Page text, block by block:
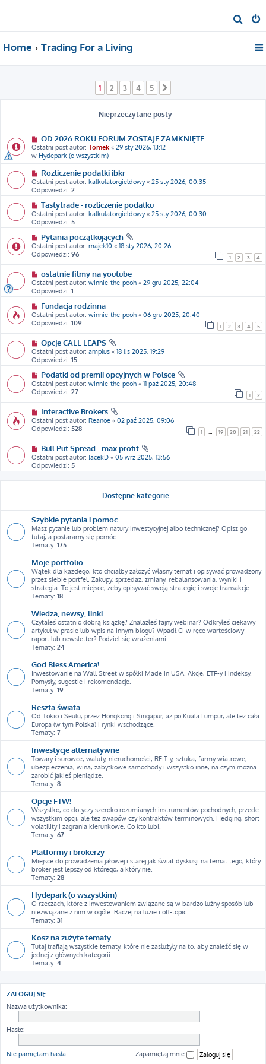
z
Home Trading For a Living
1 2 3 4 5
Nieprzeczytane posty
OD 2026 ROKU FORUM ZOSTAJE ZAMKNIĘTE
Ostatni post autor: Tomek « 29 sty 2026, 13:12
w Hydepark (o wszystkim)
Rozliczenie podatki ibkr
Ostatni post autor: kalkulatorgieldowy« 25 sty 2026, 00:35
Odpowiedzi: 2
Tastytrade - rozliczenie podatku
Ostatni post autor: kalkulatorgieldowy« 25 sty 2026, 00:30
Odpowiedzi: 5
Pytania początkujących
Ostatni post autor: majek10 « 18 sty 2026, 20:26
Odpowiedzi: 96 1 2 3 4
ostatnie filmy na youtube
Ostatni post autor: winnie-the-pooh « 29 gru 2025, 22:04
Odpowiedzi: 1
Fundacja rodzinna
Ostatni post autor: winnie-the-pooh « 06 gru 2025, 20:40
Odpowiedzi: 109 1 2 3 4 5
Opcje CALL LEAPS
Ostatni post autor: amplus « 18 lis 2025, 19:29
Odpowiedzi: 15
Podatki od premii opcyjnych w Polsce
Ostatni post autor: winnie-the-pooh « 11 paź 2025, 20:48
Odpowiedzi: 27 1 2
Interactive Brokers
Ostatni post autor: Reanoe « 02 paź 2025, 09:06
Odpowiedzi: 528 1 19 20 21 22
Bull Put Spread - max profit
Ostatni post autor: JacekD « 05 wrz 2025, 13:56
Odpowiedzi: 5
Dostępne kategorie
Szybkie pytania i pomoc
Masz pytanie lub problem natury inwestycyjnej albo technicznej? Opisz go
tutaj, a postaramy się pomóc.
Tematy: 175
Moje portfolio
Wątek dla każdego, kto chciałby założyć własny temat i opisywać prowadzony
przez siebie portfel. Zakupy, sprzedaż, zmiany, rebalansowania, wyniki i
strategia. To jest miejsce, żeby opisywać swoją strategię i swoje transakcje.
Tematy: 18
Wiedza, newsy, linki
Czytałeś ostatnio dobrą książkę? Znalazłeś fajny webinar? Odkryłeś ciekawy
artykuł w prasie lub wpis na innym blogu? Wpadł Ci w ręce wartościowy
raport lub newsletter? Podziel się wrażeniami.
Tematy: 24
God Bless America!
Inwestowanie na Wall Street w spółki Made in USA. Akcje, ETF-y i indeksy.
Pomysły, sugestie i rekomendacje.
Tematy: 19
Reszta świata
Od Tokio i Seulu, przez Hongkong i Singapur, aż po Kuala Lumpur, ale też cała
Europa (w tym Polska) i rynki wschodzące.
Tematy: 7
Inwestycje alternatywne
Towary i surowce, waluty, nieruchomości, REIT-y, sztuka, farmy wiatrowe,
ubezpieczenia, wina, zabytkowe samochody i wszystko inne, na czym można
zarobić jakieś pieniądze.
Tematy: 8
Opcje FTW!
Wszystko, co dotyczy szeroko rozumianych instrumentów pochodnych, przede
wszystkim opcji, ale też swapów czy kontraktów terminowych. Hedging, short
volatility i zagrania kierunkowe. Co kto lubi.
Tematy: 67
Platformy i brokerzy
Miejsce do prowadzenia jałowej i starej jak świat dyskusji na temat tego, który
broker jest lepszy od którego, a który nie.
Tematy: 28
Hydepark (o wszystkim)
O rzeczach, które z inwestowaniem związane są w bardzo luźny sposób lub
niezwiązane z nim w ogóle. Raczej na luzie i off-topic.
Tematy: 31
Kosz na zużyte tematy
Tutaj trafiają wszystkie tematy, które nie zasłużyły na to, aby znaleźć się w
jednej z głównych kategorii.
Tematy: 4
ZALOGUJ SIĘ
Nazwa użytkownika:
Hasło:
Nie pamiętam hasła Zapamiętaj mnie